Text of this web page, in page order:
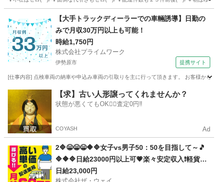
長津田駅 ドライバー ネットスーパー
【大手トラックディーラーでの車輛誘導】日勤の
みで月収30万円以上も可能！
時給1,750円
株式会社プライムワーク
伊勢原市 提携サイト
[仕事内容] 点検車両の納車や申込み車両の引取りを主に行って頂きます。 お客様から
伊勢原市 ドライバー
【求】古い人形譲ってくれませんか？
状態が悪くてもOK🙆‍♀️査定0円‼️
COYASH Ad
2🔷😁😁😁🔶🔷女子vs男子50：50を目指して～🎵
🔷🔶🔷日給23000円以上可💗楽々安定収入❗️軽貨物
ドライバー❗️完全週休2日制だよ💛
日給23,000円